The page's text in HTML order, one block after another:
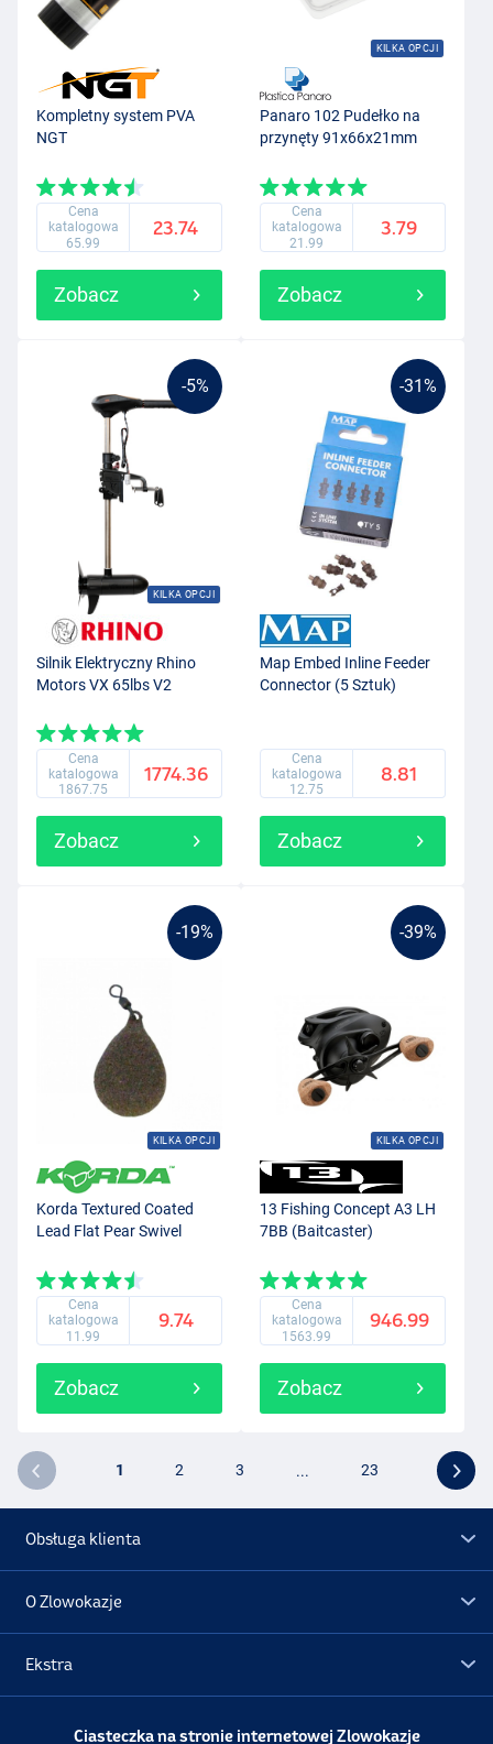
Kompletny system PVA
NGT
Cena
katalogowa
65.99
23.74
Zobacz
KILKA OPCJI
Panaro 102 Pudełko na
przynęty 91x66x21mm
Cena
katalogowa
21.99
3.79
Zobacz
-5%
KILKA OPCJI
Silnik Elektryczny Rhino
Motors VX 65lbs V2
Cena
katalogowa
1867.75
1774.36
Zobacz
-31%
Map Embed Inline Feeder
Connector (5 Sztuk)
Cena
katalogowa
12.75
8.81
Zobacz
-19%
KILKA OPCJI
Korda Textured Coated
Lead Flat Pear Swivel
Cena
katalogowa
11.99
9.74
Zobacz
-39%
KILKA OPCJI
13 Fishing Concept A3 LH
7BB (Baitcaster)
Cena
katalogowa
1563.99
946.99
Zobacz
1 2 3 ... 23
Obsługa klienta
O Zlowokazje
Ekstra
PromocjeCiasteczka na stronie internetowej Zlowokazje